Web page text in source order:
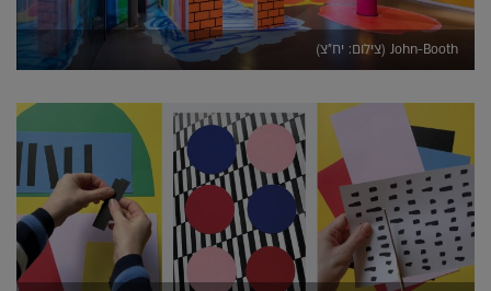
John-Booth (צילום: יח"צ)